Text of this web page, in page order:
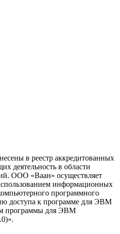
в реестр аккредитованных
деятельность в области
ООО «Ваан» осуществляет
информационных
программного
доступа к программе для ЭВМ
программы для ЭВМ